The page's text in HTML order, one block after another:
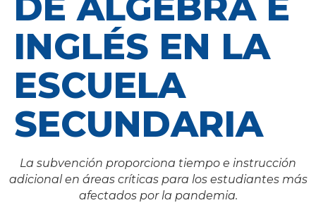
INGLÉS EN LA
ESCUELA
SECUNDARIA
La subvención proporciona tiempo e instrucción
adicional en áreas críticas para los estudiantes más
afectados por la pandemia.